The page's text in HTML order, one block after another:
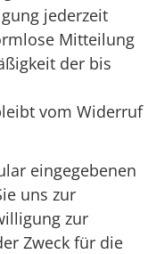
jederzeit
Mitteilung
der bis
vom Widerruf
eingegebenen
uns zur
zur
Zweck für die